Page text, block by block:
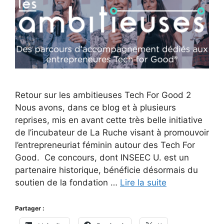
Retour sur les ambitieuses Tech For Good 2
Nous avons, dans ce blog et à plusieurs
reprises, mis en avant cette très belle initiative
de l’incubateur de La Ruche visant à promouvoir
l’entrepreneuriat féminin autour des Tech For
Good. Ce concours, dont INSEEC U. est un
partenaire historique, bénéficie désormais du
soutien de la fondation … Lire la suite
Partager :